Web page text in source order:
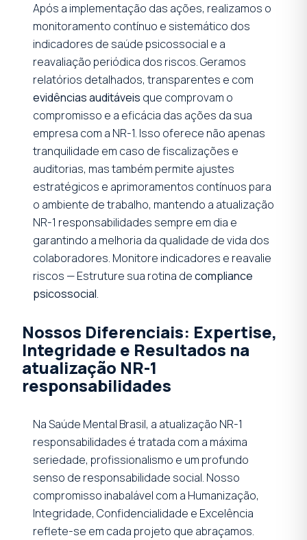
Após a implementação das ações, realizamos o
monitoramento contínuo e sistemático dos
indicadores de saúde psicossocial e a
reavaliação periódica dos riscos. Geramos
relatórios detalhados, transparentes e com
evidências auditáveis que comprovam o
compromisso e a eficácia das ações da sua
empresa com a NR-1. Isso oferece não apenas
tranquilidade em caso de fiscalizações e
auditorias, mas também permite ajustes
estratégicos e aprimoramentos contínuos para
o ambiente de trabalho, mantendo a atualização
NR-1 responsabilidades sempre em dia e
garantindo a melhoria da qualidade de vida dos
colaboradores. Monitore indicadores e reavalie
riscos — Estruture sua rotina decompliance
psicossocial.
Nossos Diferenciais: Expertise,
Integridade e Resultados na
atualização NR-1
responsabilidades
Na Saúde Mental Brasil, a atualização NR-1
responsabilidades é tratada com a máxima
seriedade, profissionalismo e um profundo
senso de responsabilidade social. Nosso
compromisso inabalável com a Humanização,
Integridade, Confidencialidade e Excelência
reflete-se em cada projeto que abraçamos.